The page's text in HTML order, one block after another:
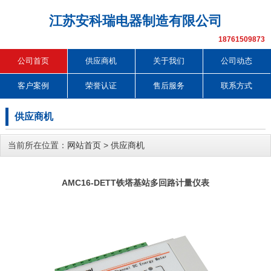
江苏安科瑞电器制造有限公司
18761509873
公司首页 供应商机 关于我们 公司动态
客户案例 荣誉认证 售后服务 联系方式
供应商机
当前所在位置： 网站首页 > 供应商机
AMC16-DETT铁塔基站多回路计量仪表